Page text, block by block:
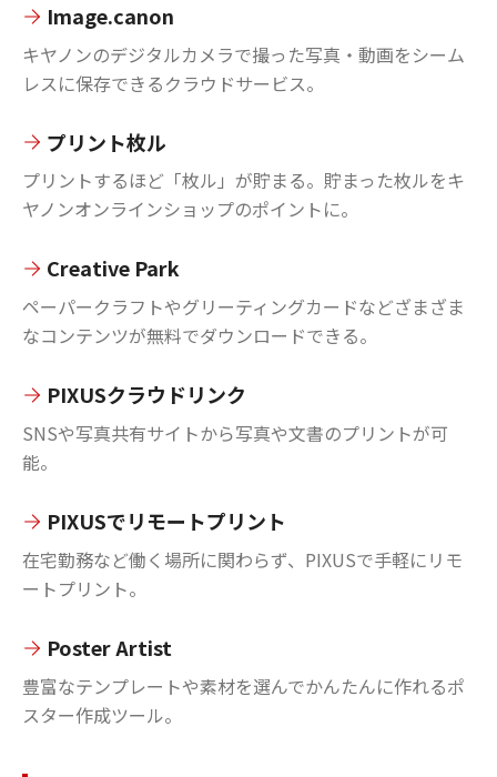
Image.canon
キヤノンのデジタルカメラで撮った写真・動画をシーム
レスに保存できるクラウドサービス。
プリント枚ル
プリントするほど「枚ル」が貯まる。貯まった枚ルをキ
ヤノンオンラインショップのポイントに。
Creative Park
ペーパークラフトやグリーティングカードなどざまざま
なコンテンツが無料でダウンロードできる。
PIXUSクラウドリンク
SNSや写真共有サイトから写真や文書のプリントが可
能。
PIXUSでリモートプリント
在宅勤務など働く場所に関わらず、PIXUSで手軽にリモ
ートプリント。
Poster Artist
豊富なテンプレートや素材を選んでかんたんに作れるポ
スター作成ツール。